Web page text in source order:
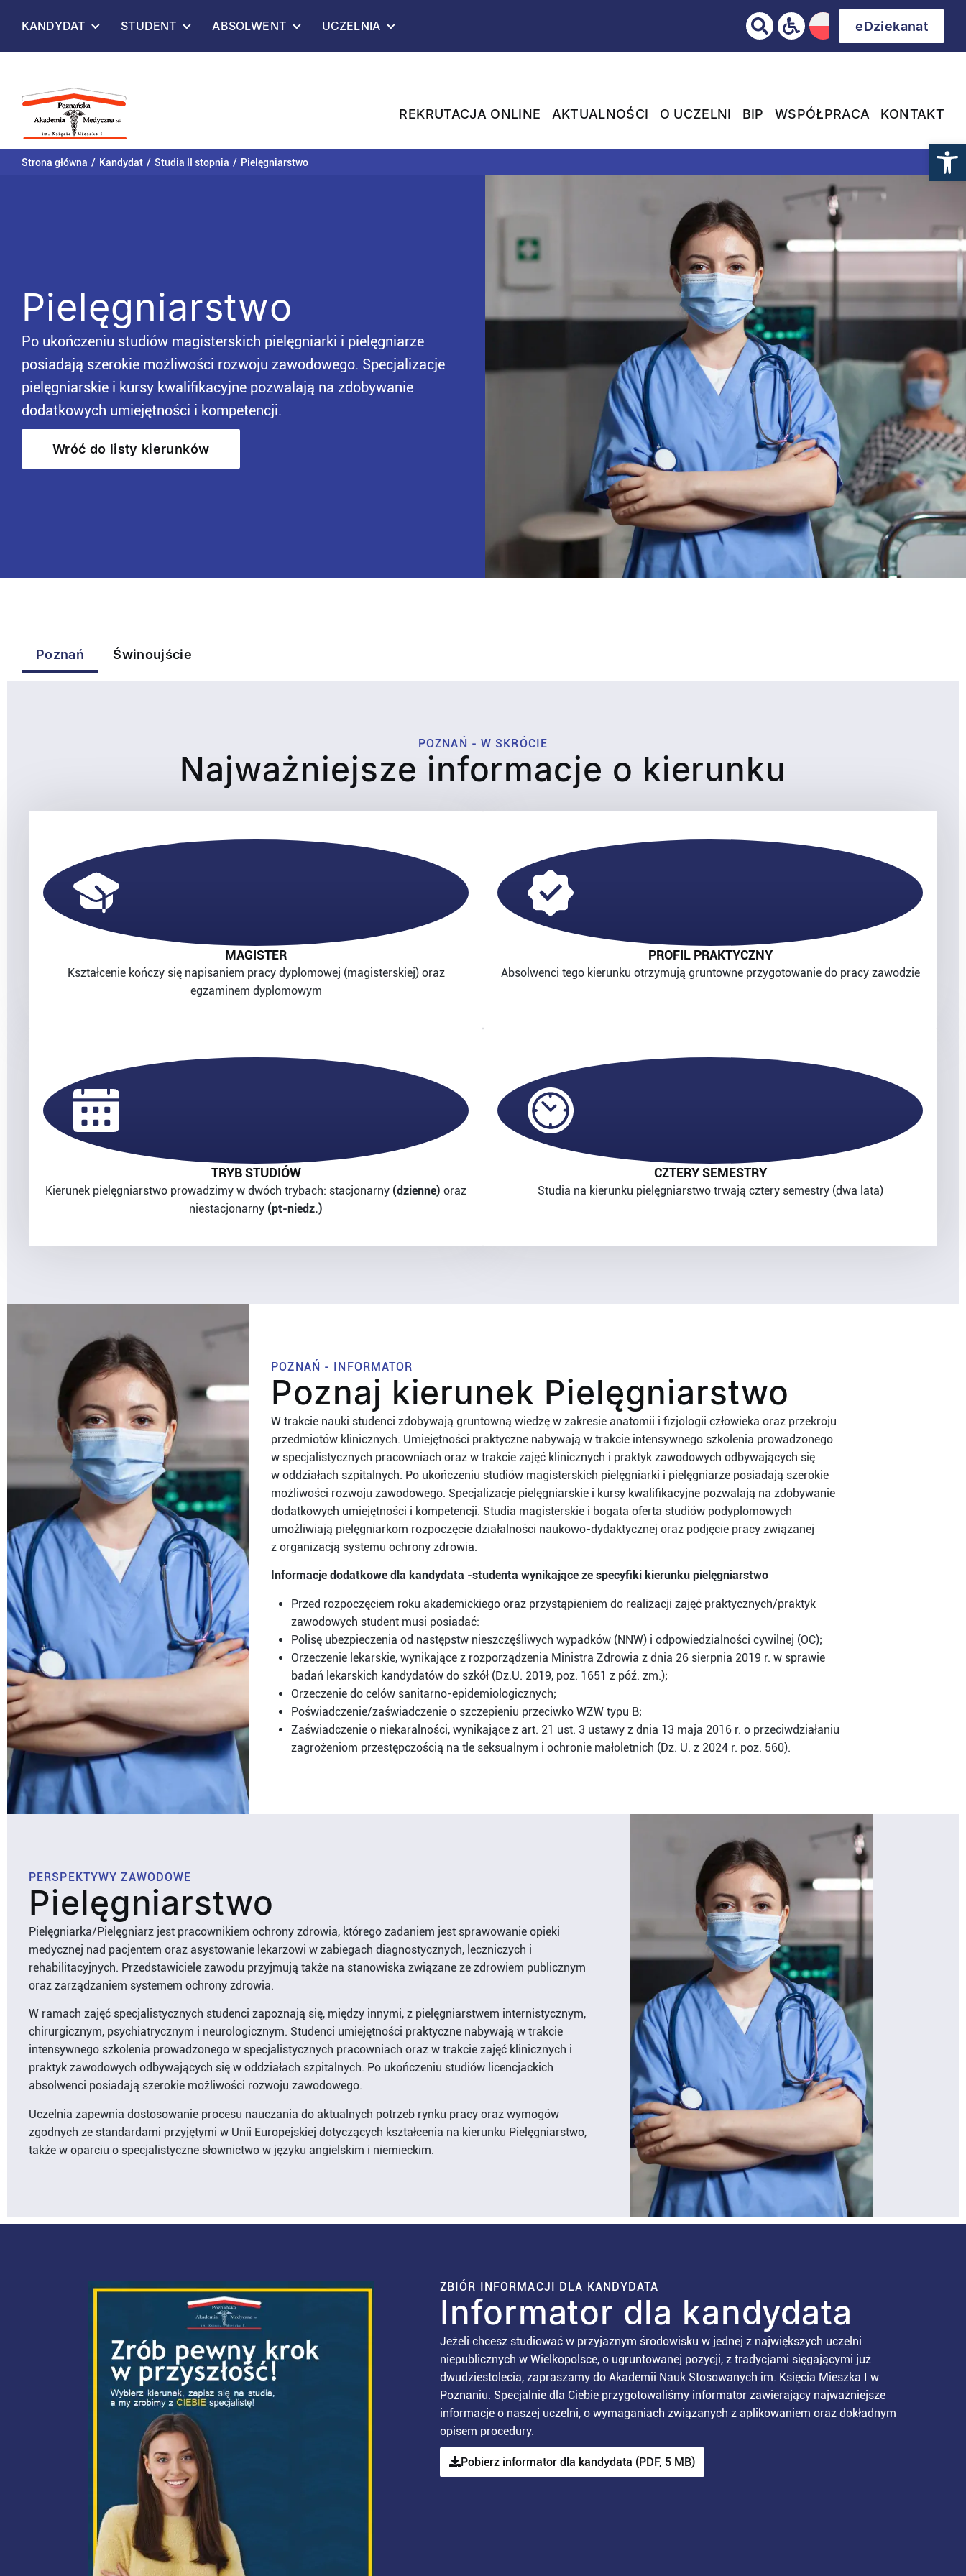
Przejdź
KANDYDAT STUDENT ABSOLWENT UCZELNIA eDziekanat
REKRUTACJA ONLINE AKTUALNOŚCI O UCZELNI BIP WSPÓŁPRACA KONTAKT
Strona główna Kandydat Studia II stopnia Pielęgniarstwo
Pielęgniarstwo
Po ukończeniu studiów magisterskich pielęgniarki i pielęgniarze
posiadają szerokie możliwości rozwoju zawodowego. Specjalizacje
pielęgniarskie i kursy kwalifikacyjne pozwalają na zdobywanie
dodatkowych umiejętności i kompetencji.
Wróć do listy kierunków
Poznań Świnoujście
POZNAŃ - W SKRÓCIE
Najważniejsze informacje o kierunku
MAGISTER
Kształcenie kończy się napisaniem pracy dyplomowej (magisterskiej) oraz
egzaminem dyplomowym
PROFIL PRAKTYCZNY
Absolwenci tego kierunku otrzymują gruntowne przygotowanie do pracy zawodzie
TRYB STUDIÓW
Kierunek pielęgniarstwo prowadzimy w dwóch trybach: stacjonarny (dzienne) oraz
niestacjonarny (pt-niedz.)
CZTERY SEMESTRY
Studia na kierunku pielęgniarstwo trwają cztery semestry (dwa lata)
POZNAŃ - INFORMATOR
Poznaj kierunek Pielęgniarstwo
W trakcie nauki studenci zdobywają gruntowną wiedzę w zakresie anatomii i fizjologii człowieka oraz przekroju
przedmiotów klinicznych. Umiejętności praktyczne nabywają w trakcie intensywnego szkolenia prowadzonego
w specjalistycznych pracowniach oraz w trakcie zajęć klinicznych i praktyk zawodowych odbywających się
w oddziałach szpitalnych. Po ukończeniu studiów magisterskich pielęgniarki i pielęgniarze posiadają szerokie
możliwości rozwoju zawodowego. Specjalizacje pielęgniarskie i kursy kwalifikacyjne pozwalają na zdobywanie
dodatkowych umiejętności i kompetencji. Studia magisterskie i bogata oferta studiów podyplomowych
umożliwiają pielęgniarkom rozpoczęcie działalności naukowo-dydaktycznej oraz podjęcie pracy związanej
z organizacją systemu ochrony zdrowia.
Informacje dodatkowe dla kandydata -studenta wynikające ze specyfiki kierunkupielęgniarstwo
Przed rozpoczęciem roku akademickiego oraz przystąpieniem do realizacji zajęć praktycznych/praktyk
zawodowych student musi posiadać:
Polisę ubezpieczenia od następstw nieszczęśliwych wypadków (NNW) i odpowiedzialności cywilnej (OC);
Orzeczenie lekarskie, wynikające z rozporządzenia Ministra Zdrowia z dnia 26 sierpnia 2019 r. w sprawie
badań lekarskich kandydatów do szkół (Dz.U. 2019, poz. 1651 z póź. zm.);
Orzeczenie do celów sanitarno-epidemiologicznych;
Poświadczenie/zaświadczenie o szczepieniu przeciwko WZW typu B;
Zaświadczenie o niekaralności, wynikające z art. 21 ust. 3 ustawy z dnia 13 maja 2016 r. o przeciwdziałaniu
zagrożeniom przestępczością na tle seksualnym i ochronie małoletnich (Dz. U. z 2024 r. poz. 560).
PERSPEKTYWY ZAWODOWE
Pielęgniarstwo
Pielęgniarka/Pielęgniarz jest pracownikiem ochrony zdrowia, którego zadaniem jest sprawowanie opieki
medycznej nad pacjentem oraz asystowanie lekarzowi w zabiegach diagnostycznych, leczniczych i
rehabilitacyjnych. Przedstawiciele zawodu przyjmują także na stanowiska związane ze zdrowiem publicznym
oraz zarządzaniem systemem ochrony zdrowia.
W ramach zajęć specjalistycznych studenci zapoznają się, między innymi, z pielęgniarstwem internistycznym,
chirurgicznym, psychiatrycznym i neurologicznym. Studenci umiejętności praktyczne nabywają w trakcie
intensywnego szkolenia prowadzonego w specjalistycznych pracowniach oraz w trakcie zajęć klinicznych i
praktyk zawodowych odbywających się w oddziałach szpitalnych. Po ukończeniu studiów licencjackich
absolwenci posiadają szerokie możliwości rozwoju zawodowego.
Uczelnia zapewnia dostosowanie procesu nauczania do aktualnych potrzeb rynku pracy oraz wymogów
zgodnych ze standardami przyjętymi w Unii Europejskiej dotyczących kształcenia na kierunku Pielęgniarstwo,
także w oparciu o specjalistyczne słownictwo w języku angielskim i niemieckim.
ZBIÓR INFORMACJI DLA KANDYDATA
Informator dla kandydata
Jeżeli chcesz studiować w przyjaznym środowisku w jednej z największych uczelni
niepublicznych w Wielkopolsce, o ugruntowanej pozycji, z tradycjami sięgającymi już
dwudziestolecia, zapraszamy do Akademii Nauk Stosowanych im. Księcia Mieszka I w
Poznaniu. Specjalnie dla Ciebie przygotowaliśmy informator zawierający najważniejsze
informacje o naszej uczelni, o wymaganiach związanych z aplikowaniem oraz dokładnym
opisem procedury.
Pobierz informator dla kandydata (PDF, 5 MB)